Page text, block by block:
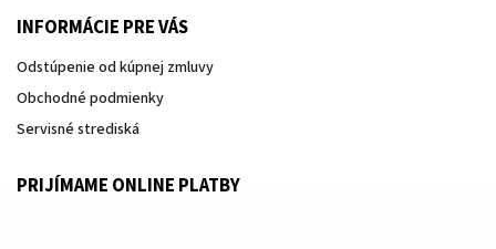
INFORMÁCIE PRE VÁS
Odstúpenie od kúpnej zmluvy
Obchodné podmienky
Servisné strediská
PRIJÍMAME ONLINE PLATBY